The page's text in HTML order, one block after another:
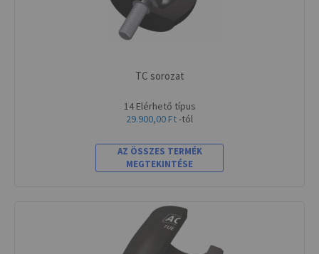
TC sorozat
14 Elérhető típus
29.900,00 Ft-tól
AZ ÖSSZES TERMÉK
MEGTEKINTÉSE